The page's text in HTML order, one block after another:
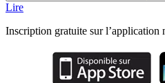
Lire
Inscription gratuite sur l’application